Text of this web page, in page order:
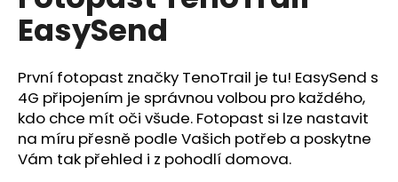
0,0
hvězdiček.
EasySend
První fotopast značky TenoTrail je tu! EasySend s
4G připojením je správnou volbou pro každého,
kdo chce mít oči všude. Fotopast si lze nastavit
na míru přesně podle Vašich potřeb a poskytne
Vám tak přehled i z pohodlí domova.
a
j
í
t
?